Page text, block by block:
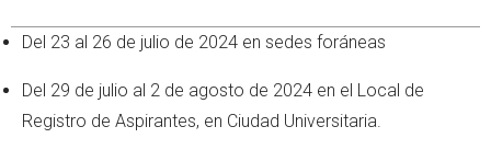
Del 23 al 26 de julio de 2024 en sedes foráneas
Del 29 de julio al 2 de agosto de 2024 en el Local de
Registro de Aspirantes, en Ciudad Universitaria.